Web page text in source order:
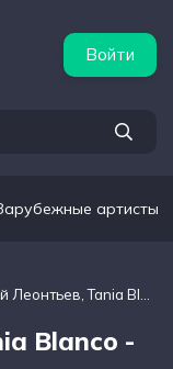
Войти
артисты
Tania Blanco - Если ты уйдёшь
Blanco -